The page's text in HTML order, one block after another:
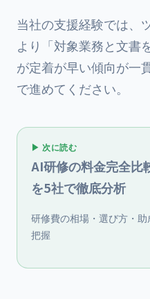
当社の支援経験では、
より「対象業務と文書
が定着が早い傾向が一
で進めてください。
▶ 次に読む
AI研修の料金完全比
を5社で徹底分析
研修費の相場・選び方・
把握